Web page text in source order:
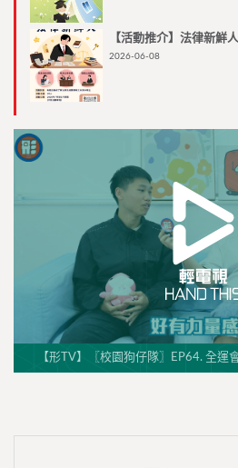
【活動推介】法律新鮮人
2026-06-08
【形TV】〖校園狗仔隊〗EP64. 全運